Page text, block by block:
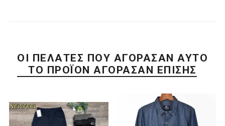
ΟΙ ΠΕΛΆΤΕΣ ΠΟΥ ΑΓΌΡΑΣΑΝ ΑΥΤΌ
ΤΟ ΠΡΟΪΌΝ ΑΓΌΡΑΣΑΝ ΕΠΊΣΗΣ